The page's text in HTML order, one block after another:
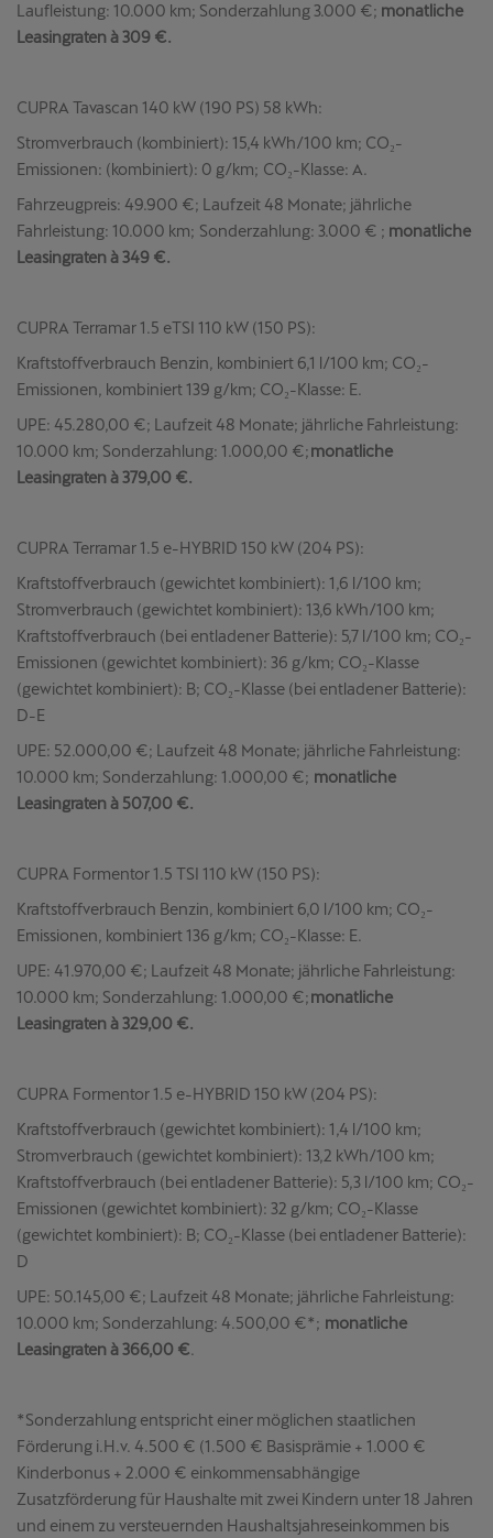
Laufleistung: 10.000 km; Sonderzahlung 3.000 €; monatliche
Leasingraten à309 €.
CUPRA Tavascan 140 kW (190 PS) 58 kWh:
Stromverbrauch (kombiniert): 15,4 kWh/100 km; CO₂-
Emissionen: (kombiniert): 0 g/km; CO₂-Klasse: A.
Fahrzeugpreis: 49.900 €; Laufzeit 48 Monate; jährliche
Fahrleistung: 10.000 km; Sonderzahlung: 3.000 € ; monatliche
Leasingraten à 349 €.
CUPRA Terramar 1.5 eTSI 110 kW (150 PS):
Kraftstoffverbrauch Benzin, kombiniert 6,1 l/100 km; CO₂-
Emissionen, kombiniert 139 g/km; CO₂-Klasse: E.
UPE: 45.280,00 €; Laufzeit 48 Monate; jährliche Fahrleistung:
10.000 km; Sonderzahlung: 1.000,00 €;monatliche
Leasingraten à 379,00 €.
CUPRA Terramar 1.5 e-HYBRID 150 kW (204 PS):
Kraftstoffverbrauch (gewichtet kombiniert): 1,6 l/100 km;
Stromverbrauch (gewichtet kombiniert): 13,6 kWh/100 km;
Kraftstoffverbrauch (bei entladener Batterie): 5,7 l/100 km; CO₂-
Emissionen (gewichtet kombiniert): 36 g/km; CO₂-Klasse
(gewichtet kombiniert): B; CO₂-Klasse (bei entladener Batterie):
D-E
UPE: 52.000,00 €; Laufzeit 48 Monate; jährliche Fahrleistung:
10.000 km; Sonderzahlung: 1.000,00 €; monatliche
Leasingraten à 507,00 €.
CUPRA Formentor 1.5 TSI 110 kW (150 PS):
Kraftstoffverbrauch Benzin, kombiniert 6,0 l/100 km; CO₂-
Emissionen, kombiniert 136 g/km; CO₂-Klasse: E.
UPE: 41.970,00 €; Laufzeit 48 Monate; jährliche Fahrleistung:
10.000 km; Sonderzahlung: 1.000,00 €;monatliche
Leasingraten à 329,00 €.
CUPRA Formentor 1.5 e-HYBRID 150 kW (204 PS):
Kraftstoffverbrauch (gewichtet kombiniert): 1,4 l/100 km;
Stromverbrauch (gewichtet kombiniert): 13,2 kWh/100 km;
Kraftstoffverbrauch (bei entladener Batterie): 5,3 l/100 km; CO₂-
Emissionen (gewichtet kombiniert): 32 g/km; CO₂-Klasse
(gewichtet kombiniert): B; CO₂-Klasse (bei entladener Batterie):
D
UPE: 50.145,00 €; Laufzeit 48 Monate; jährliche Fahrleistung:
10.000 km; Sonderzahlung: 4.500,00 €*; monatliche
Leasingraten à 366,00 €.
*Sonderzahlung entspricht einer möglichen staatlichen
Förderung i.H.v. 4.500 € (1.500 € Basisprämie + 1.000 €
Kinderbonus + 2.000 € einkommensabhängige
Zusatzförderung für Haushalte mit zwei Kindern unter 18 Jahren
und einem zu versteuernden Haushaltsjahreseinkommen bis